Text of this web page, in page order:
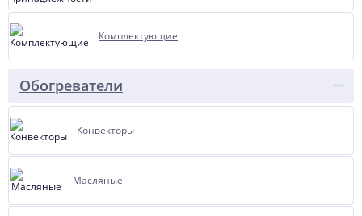
Комплектующие
Обогреватели
Конвекторы
Масляные